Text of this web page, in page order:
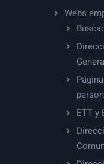
Webs
ETT y